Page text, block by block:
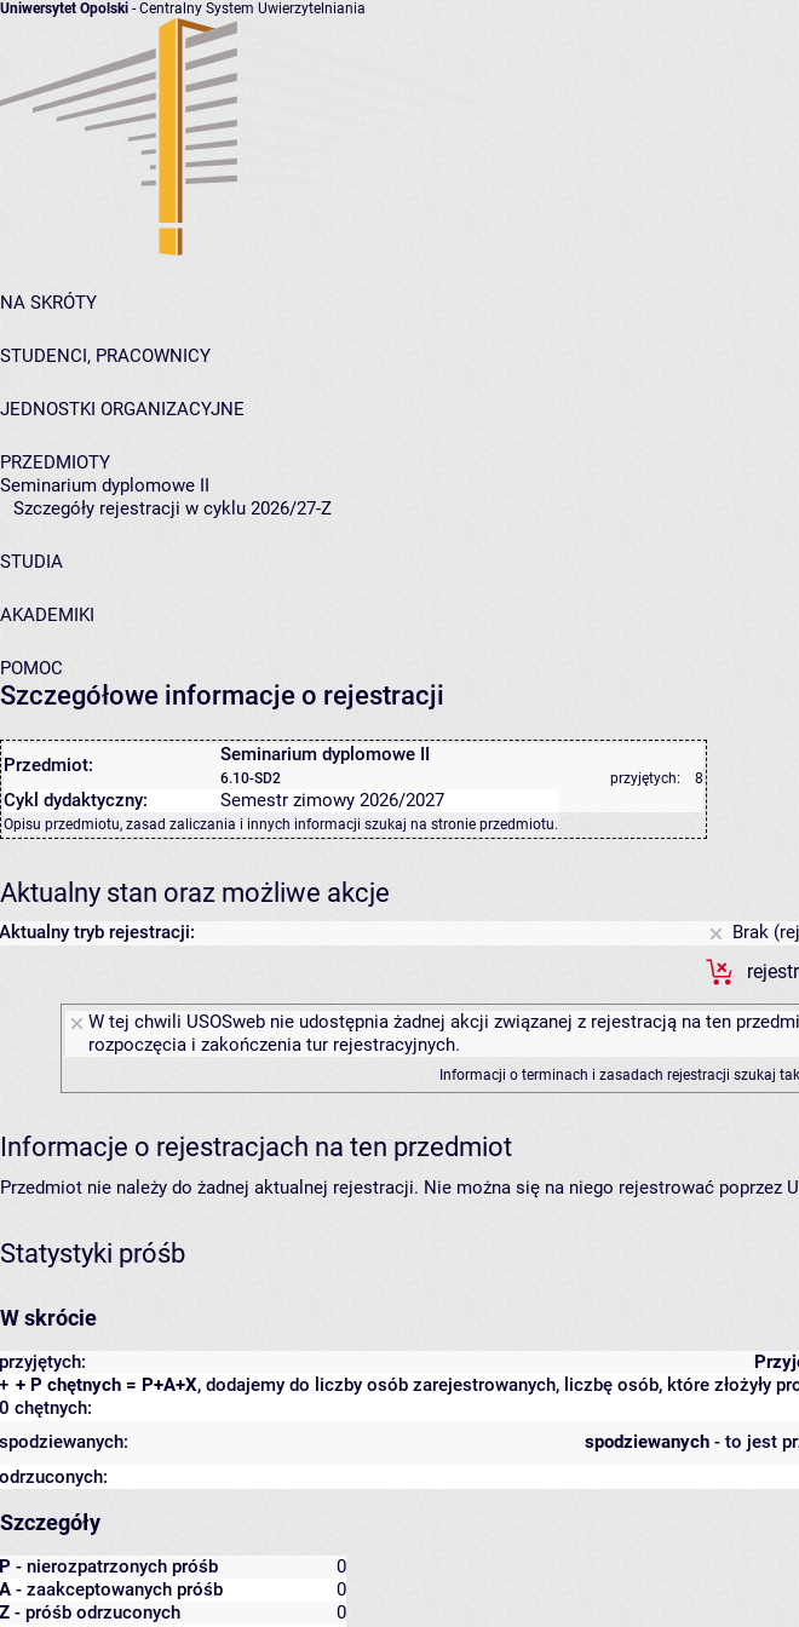
Uniwersytet Opolski - Centralny System Uwierzytelniania
NA SKRÓTY
STUDENCI, PRACOWNICY
JEDNOSTKI ORGANIZACYJNE
PRZEDMIOTY
Seminarium dyplomowe II
Szczegóły rejestracji w cyklu 2026/27-Z
STUDIA
AKADEMIKI
POMOC
Szczegółowe informacje o rejestracji
Przedmiot: Seminarium dyplomowe II
6.10-SD2 przyjętych: 8
Cykl dydaktyczny: Semestr zimowy 2026/2027
Opisu przedmiotu, zasad zaliczania i innych informacji szukaj na stronie przedmiotu.
Aktualny stan oraz możliwe akcje
Aktualny tryb rejestracji:
Brak
W tej chwili USOSweb nie udostępnia żadnej akcji związanej z rejestracją na ten
rozpoczęcia i zakończenia tur rejestracyjnych.
Informacji o terminach i zasadach rejestracji szukaj
Informacje o rejestracjach na ten przedmiot
Przedmiot nie należy do żadnej aktualnej rejestracji. Nie można się na niego rejestrować poprzez
Statystyki próśb
W skrócie
przyjętych:
+ P chętnych = P+A+X, dodajemy do liczby osób zarejestrowanych, liczbę osób, które złożyły
+
0 chętnych:
spodziewanych - to jest
spodziewanych:
odrzuconych:
Szczegóły
P - nierozpatrzonych próśb
0
A - zaakceptowanych próśb
0
Z - próśb odrzuconych
0